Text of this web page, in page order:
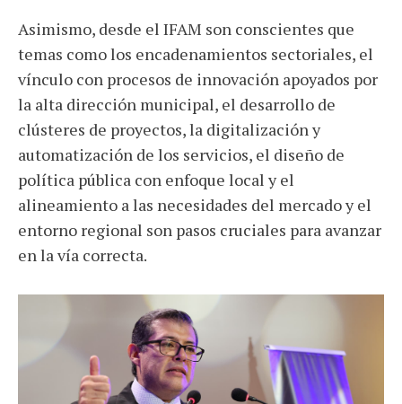
Asimismo, desde el IFAM son conscientes que
temas como los encadenamientos sectoriales, el
vínculo con procesos de innovación apoyados por
la alta dirección municipal, el desarrollo de
clústeres de proyectos, la digitalización y
automatización de los servicios, el diseño de
política pública con enfoque local y el
alineamiento a las necesidades del mercado y el
entorno regional son pasos cruciales para avanzar
en la vía correcta.